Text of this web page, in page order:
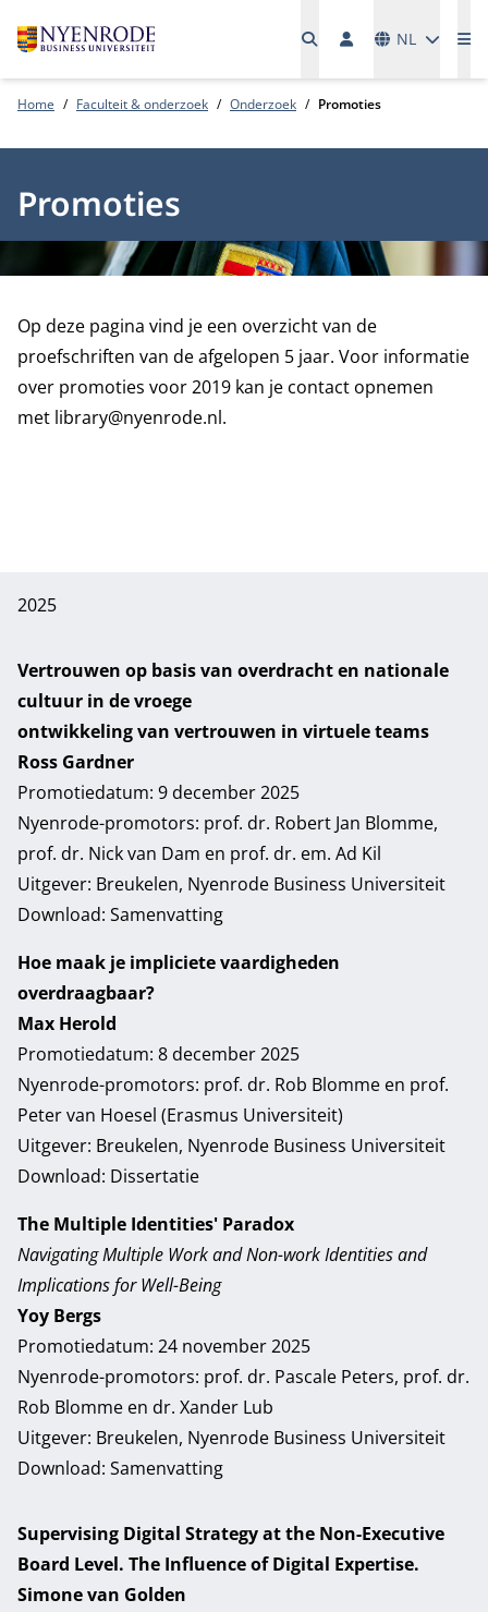
NL
Home Faculteit & onderzoek Onderzoek Promoties
Promoties
Op deze pagina vind je een overzicht van de
proefschriften van de afgelopen 5 jaar. Voor informatie
over promoties voor 2019 kan je contact opnemen
met library@nyenrode.nl.
2025
Vertrouwen op basis van overdracht en nationale
cultuur in de vroege
ontwikkeling van vertrouwen in virtuele teams
Ross Gardner
Promotiedatum: 9 december 2025
Nyenrode-promotors: prof. dr. Robert Jan Blomme,
prof. dr. Nick van Dam en prof. dr. em. Ad Kil
Uitgever: Breukelen, Nyenrode Business Universiteit
Download: Samenvatting
Hoe maak je impliciete vaardigheden
overdraagbaar?
Max Herold
Promotiedatum: 8 december 2025
Nyenrode-promotors: prof. dr. Rob Blomme en prof.
Peter van Hoesel (Erasmus Universiteit)
Uitgever: Breukelen, Nyenrode Business Universiteit
Download: Dissertatie
The Multiple Identities' Paradox
Navigating Multiple Work and Non-work Identities and
Implications for Well-Being
Yoy Bergs
Promotiedatum: 24 november 2025
Nyenrode-promotors: prof. dr. Pascale Peters, prof. dr.
Rob Blomme en dr. Xander Lub
Uitgever: Breukelen, Nyenrode Business Universiteit
Download: Samenvatting
Supervising Digital Strategy at the Non-Executive
Board Level. The Influence of Digital Expertise.
Simone van Golden